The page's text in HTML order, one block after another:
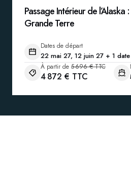
Passage Intérieur de
Grande Terre
Dates de départ
22 mai 27, 12 juin 27 + 1
À partir de 5 696 € TTC
4 872 € TTC